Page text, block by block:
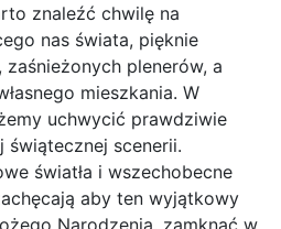
znaleźć chwilę na
nas świata, pięknie
plenerów, a
mieszkania. W
uchwycić prawdziwie
scenerii.
światła i wszechobecne
aby ten wyjątkowy
Narodzenia, zamknąć w